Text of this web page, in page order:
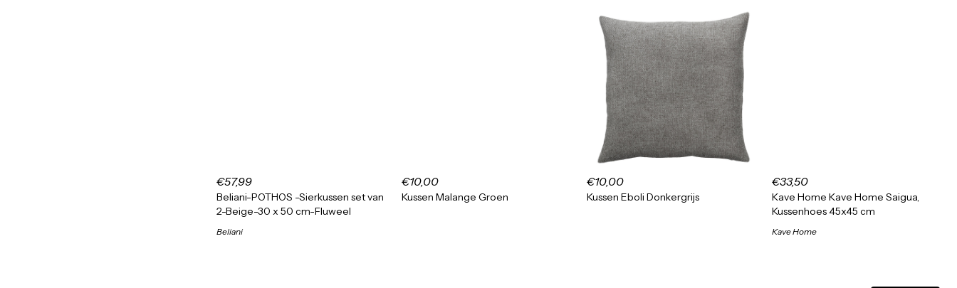
€57,99
Beliani-POTHOS -Sierkussen set van
2-Beige-30 x 50 cm-Fluweel
Beliani
€10,00
Kussen Malange Groen
€10,00
Kussen Eboli Donkergrijs
€33,50
Kave Home Kave Home Saigua,
Kussenhoes 45x45 cm
Kave Home